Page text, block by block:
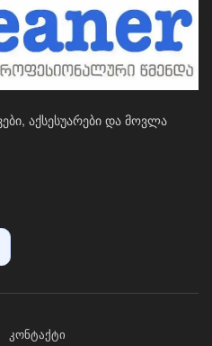
კონტაქტი